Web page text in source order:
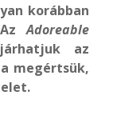
korábban
AzAdoreable
az
megértsük,